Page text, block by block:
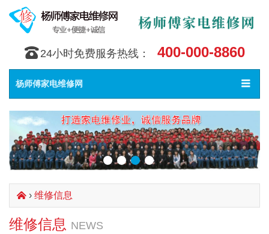
󰇯 24小时免费服务热线： 400-000-8860
Toggle
󰀥
杨师傅家电维修网
󰄫 › 维修信息
维修信息 NEWS